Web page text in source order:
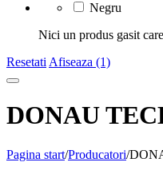
Negru
Nici un produs gasit
Resetati Afiseaza (1)
DONAU
Pagina start/Producatori/